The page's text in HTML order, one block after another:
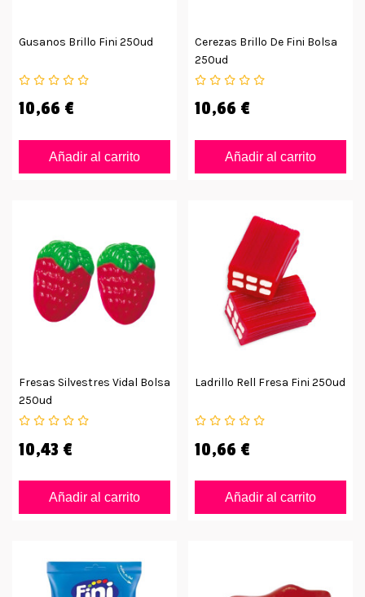
Gusanos Brillo Fini 250ud
10,66 €
Añadir al carrito
Cerezas Brillo De Fini Bolsa
250ud
10,66 €
Añadir al carrito
Fresas Silvestres Vidal Bolsa
250ud
10,43 €
Añadir al carrito
Ladrillo Rell Fresa Fini 250ud
10,66 €
Añadir al carrito